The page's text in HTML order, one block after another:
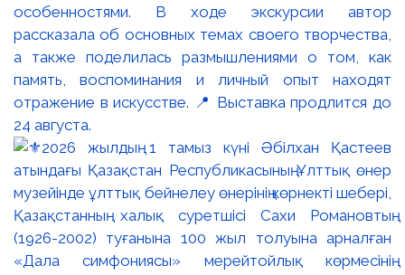
особенностями. В ходе экскурсии автор
рассказала об основных темах своего творчества,
а также поделилась размышлениями о том, как
память, воспоминания и личный опыт находят
отражение в искусстве. 📍 Выставка продлится до
24 августа.